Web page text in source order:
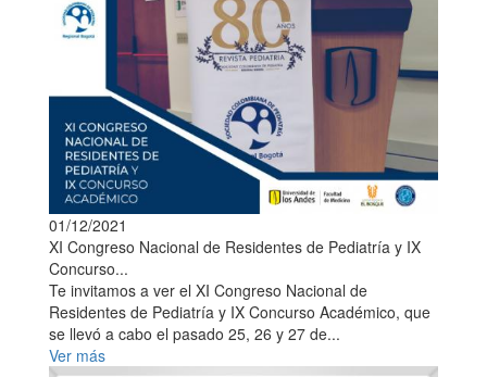
01/12/2021
XI Congreso Nacional de Residentes de Pediatría y IX
Concurso...
Te invitamos a ver el XI Congreso Nacional de
Residentes de Pediatría y IX Concurso Académico, que
se llevó a cabo el pasado 25, 26 y 27 de...
Ver más